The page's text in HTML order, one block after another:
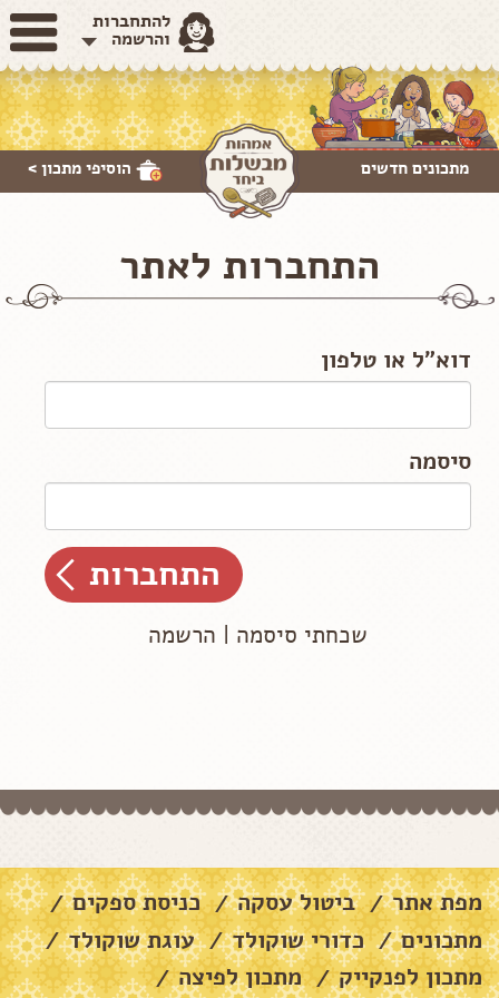
להתחברות
והרשמה
הוסיפי מתכון > מתכונים חדשים
התחברות לאתר
דוא"ל או טלפון
סיסמה
שכחתי סיסמה | הרשמה
מפת אתר / ביטול עסקה / כניסת ספקים /
מתכונים / כדורי שוקולד / עוגת שוקולד /
מתכון לפנקייק / מתכון לפיצה /